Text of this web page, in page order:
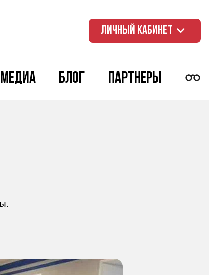
ЛИЧНЫЙ КАБИНЕТ
Медиа Блог Партнеры